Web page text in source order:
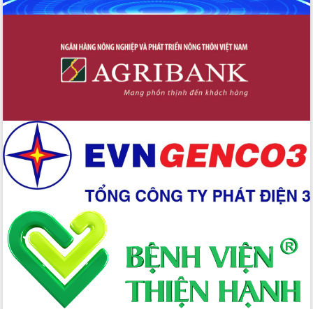
Quyết liệt cải cách hành chính, khơi
Nâng cao hiệu lực, hiệu quả HĐND
tỉnh thông qua hiện đại hóa hành chính
Xã Ea Phê gắn cải cách hành chính với
Hồ Thị Nguyên Thảo làm việc tại Trung
tâm Phục vụ hành chính công xã Ea
Xây dựng nền hành chính số đồng
hành cùng nông dân dân, doanh nghiệp
Giai đoạn 2026-2030, Đắk Lắk phấn
đấu có 77% xã đạt chuẩn nông thôn
mới
Chuyển đổi số 'mở đường' cho nông
nghiệp Đắk Lắk tăng trưởng bứt phá
Triển khai đồng bộ đo đạc, lập hồ sơ
địa chính, hoàn thiện cơ sở dữ liệu đất